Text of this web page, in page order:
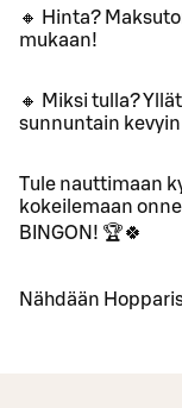
🔸 Hinta?
mukaan!
🔸 Miksi tulla?
sunnuntain
Tule nauttimaan
kokeilemaan
BINGON! 🏆🍀
Nähdään